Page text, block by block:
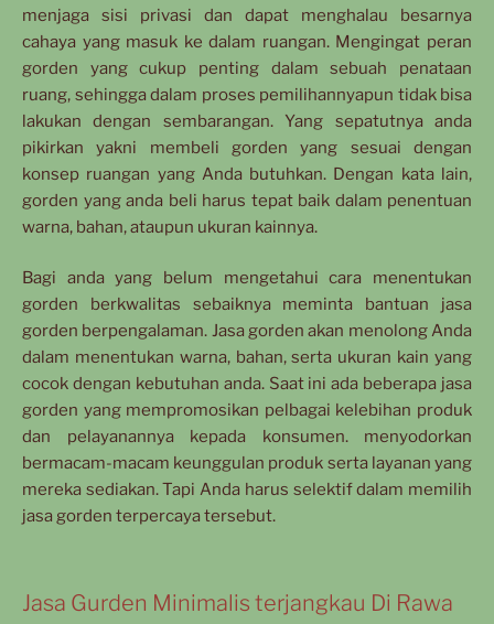
menjaga sisi privasi dan dapat menghalau besarnya
cahaya yang masuk ke dalam ruangan. Mengingat peran
gorden yang cukup penting dalam sebuah penataan
ruang, sehingga dalam proses pemilihannyapun tidak bisa
lakukan dengan sembarangan. Yang sepatutnya anda
pikirkan yakni membeli gorden yang sesuai dengan
konsep ruangan yang Anda butuhkan. Dengan kata lain,
gorden yang anda beli harus tepat baik dalam penentuan
warna, bahan, ataupun ukuran kainnya.
Bagi anda yang belum mengetahui cara menentukan
gorden berkwalitas sebaiknya meminta bantuan jasa
gorden berpengalaman. Jasa gorden akan menolong Anda
dalam menentukan warna, bahan, serta ukuran kain yang
cocok dengan kebutuhan anda. Saat ini ada beberapa jasa
gorden yang mempromosikan pelbagai kelebihan produk
dan pelayanannya kepada konsumen. menyodorkan
bermacam-macam keunggulan produk serta layanan yang
mereka sediakan. Tapi Anda harus selektif dalam memilih
jasa gorden terpercaya tersebut.
Jasa Gurden Minimalis terjangkau Di Rawa